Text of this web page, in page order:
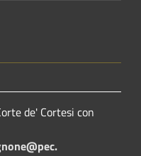
de' Cortesi con